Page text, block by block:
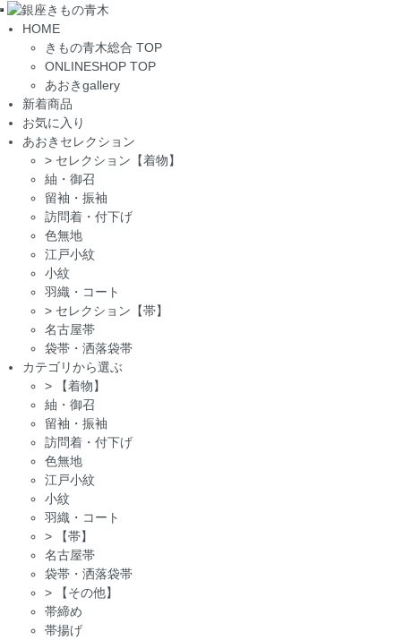
Toggle
navigation
HOME
きもの青木総合 TOP
ONLINESHOP TOP
あおきgallery
新着商品
お気に入り
あおきセレクション
> セレクション【着物】
紬・御召
留袖・振袖
訪問着・付下げ
色無地
江戸小紋
小紋
羽織・コート
> セレクション【帯】
名古屋帯
袋帯・洒落袋帯
カテゴリから選ぶ
>
【着物】
紬・御召
留袖・振袖
訪問着・付下げ
色無地
江戸小紋
小紋
羽織・コート
>
【帯】
名古屋帯
袋帯・洒落袋帯
>
【その他】
帯締め
帯揚げ